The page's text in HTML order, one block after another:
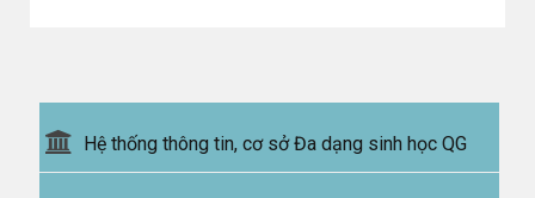
Hệ thống thông tin, cơ sở Đa dạng sinh học QG